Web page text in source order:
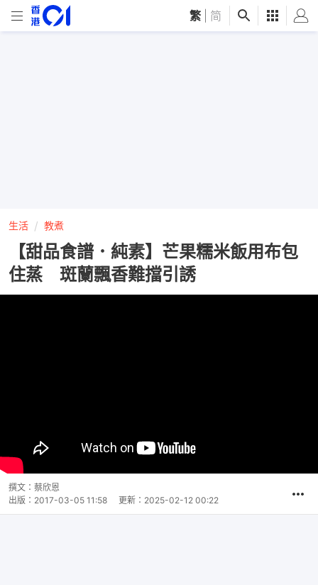
繁 简
生活 教煮
【甜品食譜．純素】芒果糯米飯用布包
住蒸 斑蘭飄香難擋引誘
撰文： 蔡欣恩
出版： 2017-03-05 11:58 更新： 2025-02-12 00:22